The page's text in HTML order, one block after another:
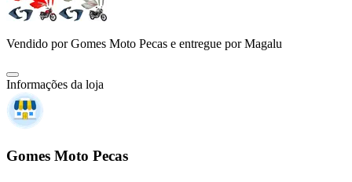
Vendido porGomes Moto Pecas e entregue por Magalu
Informações da loja
Gomes Moto Pecas